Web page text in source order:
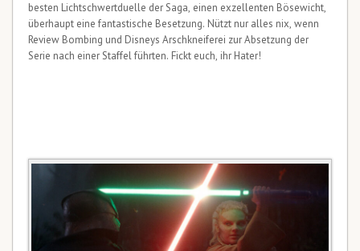
besten Lichtschwertduelle der Saga, einen exzellenten Bösewicht,
überhaupt eine fantastische Besetzung. Nützt nur alles nix, wenn
Review Bombing und Disneys Arschkneiferei zur Absetzung der
Serie nach einer Staffel führten. Fickt euch, ihr Hater!